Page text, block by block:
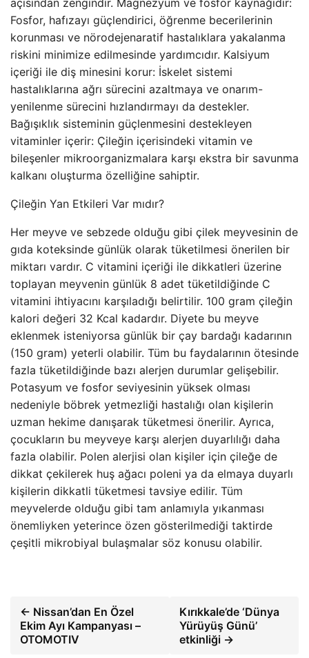
açısından zengindir. Magnezyum ve fosfor kaynağıdır:
Fosfor, hafızayı güçlendirici, öğrenme becerilerinin
korunması ve nörodejenaratif hastalıklara yakalanma
riskini minimize edilmesinde yardımcıdır. Kalsiyum
içeriği ile diş minesini korur: İskelet sistemi
hastalıklarına ağrı sürecini azaltmaya ve onarım-
yenilenme sürecini hızlandırmayı da destekler.
Bağışıklık sisteminin güçlenmesini destekleyen
vitaminler içerir: Çileğin içerisindeki vitamin ve
bileşenler mikroorganizmalara karşı ekstra bir savunma
kalkanı oluşturma özelliğine sahiptir.
Çileğin Yan Etkileri Var mıdır?
Her meyve ve sebzede olduğu gibi çilek meyvesinin de
gıda koteksinde günlük olarak tüketilmesi önerilen bir
miktarı vardır. C vitamini içeriği ile dikkatleri üzerine
toplayan meyvenin günlük 8 adet tüketildiğinde C
vitamini ihtiyacını karşıladığı belirtilir. 100 gram çileğin
kalori değeri 32 Kcal kadardır. Diyete bu meyve
eklenmek isteniyorsa günlük bir çay bardağı kadarının
(150 gram) yeterli olabilir. Tüm bu faydalarının ötesinde
fazla tüketildiğinde bazı alerjen durumlar gelişebilir.
Potasyum ve fosfor seviyesinin yüksek olması
nedeniyle böbrek yetmezliği hastalığı olan kişilerin
uzman hekime danışarak tüketmesi önerilir. Ayrıca,
çocukların bu meyveye karşı alerjen duyarlılığı daha
fazla olabilir. Polen alerjisi olan kişiler için çileğe de
dikkat çekilerek huş ağacı poleni ya da elmaya duyarlı
kişilerin dikkatli tüketmesi tavsiye edilir. Tüm
meyvelerde olduğu gibi tam anlamıyla yıkanması
önemliyken yeterince özen gösterilmediği taktirde
çeşitli mikrobiyal bulaşmalar söz konusu olabilir.
← Nissan’dan En Özel
Ekim Ayı Kampanyası –
OTOMOTIV
Kırıkkale’de ‘Dünya
Yürüyüş Günü’
etkinliği →